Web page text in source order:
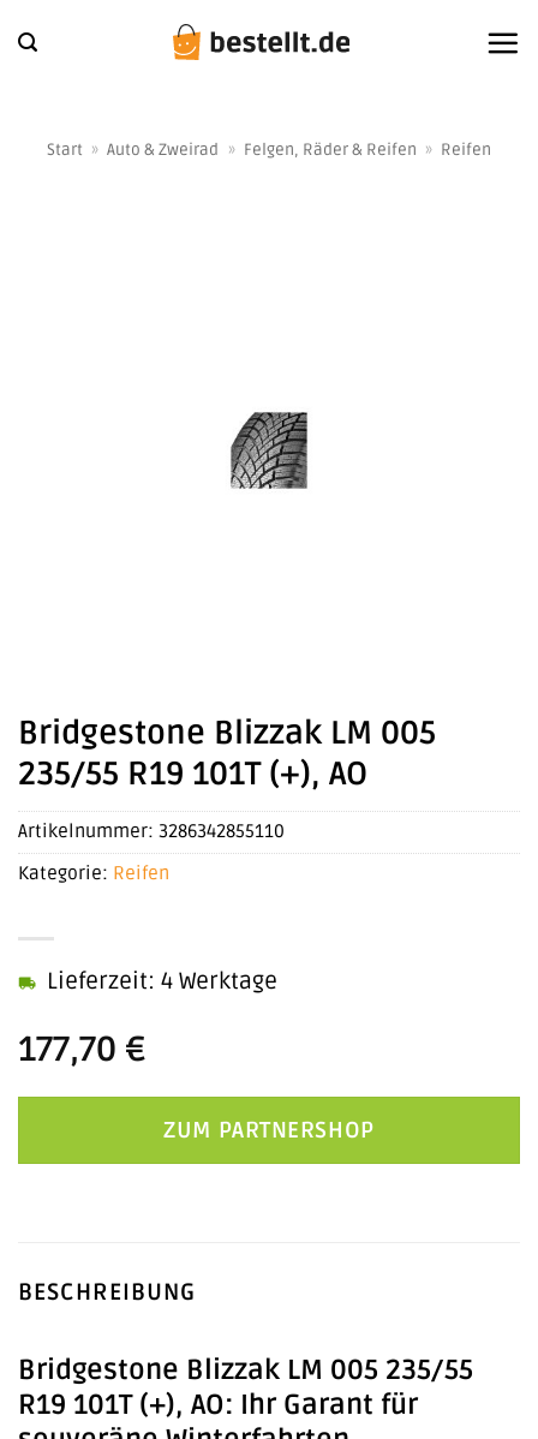
Inhalt
Start » Auto & Zweirad » Felgen, Räder & Reifen » Reifen
Bridgestone Blizzak LM 005
235/55 R19 101T (+), AO
177,70 €
Lieferzeit: 4 Werktage
ZUM PARTNERSHOP
Artikelnummer: 3286342855110
Kategorie: Reifen
BESCHREIBUNG
Bridgestone Blizzak LM 005 235/55
R19 101T (+), AO: Ihr Garant für